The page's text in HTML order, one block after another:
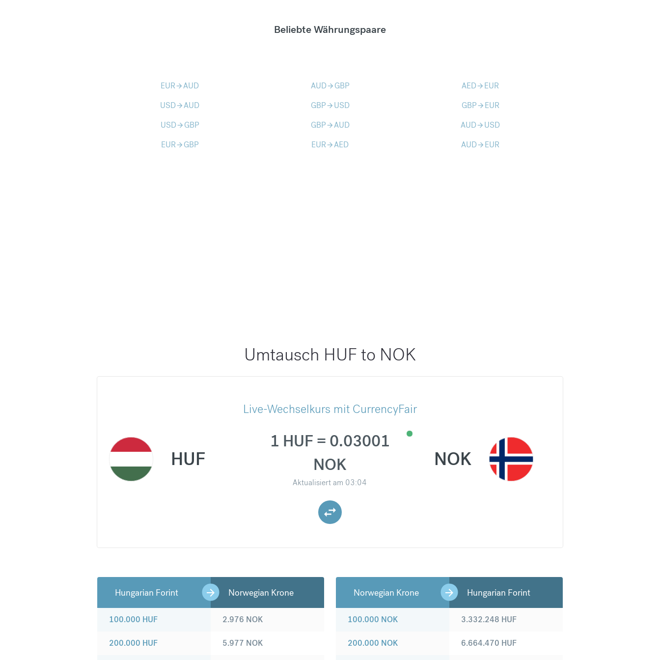
Beliebte Währungspaare
EURarrow_forwardAUD AUDarrow_forward GBP AEDarrow_forward EUR
USDarrow_forwardAUD GBParrow_forward USD GBParrow_forward EUR
USDarrow_forward GBP GBParrow_forwardAUD AUDarrow_forward USD
EURarrow_forward GBP EURarrow_forwardAED AUDarrow_forward EUR
Umtausch HUF to NOK
Live-Wechselkurs mit CurrencyFair
HUF
1 HUF = 0.03001
NOK
Aktualisiert am 03:04
NOK
Hungarian Forint Norwegian Krone
100.000 HUF
200.000 HUF
2.976 NOK
5.977 NOK
Norwegian Krone Hungarian Forint
100.000 NOK
200.000 NOK
3.332.248 HUF
6.664.470 HUF